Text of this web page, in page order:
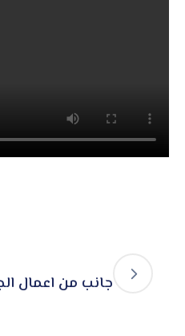
جانب من اعمال